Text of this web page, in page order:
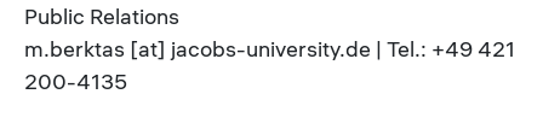
Public Relations
m.berktas [at] jacobs-university.de | Tel.: +49 421
200-4135